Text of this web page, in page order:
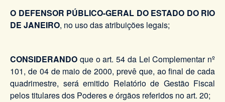
O DEFENSOR PÚBLICO-GERAL DO ESTADO DO RIO
DE JANEIRO, no uso das atribuições legais;
CONSIDERANDO que o art. 54 da Lei Complementar nº
101, de 04 de maio de 2000, prevê que, ao final de cada
quadrimestre, será emitido Relatório de Gestão Fiscal
pelos titulares dos Poderes e órgãos referidos no art. 20;